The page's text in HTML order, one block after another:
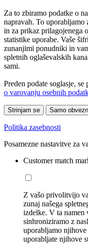
Za to zbiramo podatke o
napravah. To uporabljamo
in za prikaz prilagojenega
statistike uporabe. Vaše
zunanjimi ponudniki in
spletnih oglaševalskih
sami.
Preden podate soglasje,
o varovanju osebnih
Strinjam se Samo
Politika zasebnosti
Posamezne nastavitve za
Customer match
Z vašo privolitvijo
zunaj našega
izdelke. V ta namen
sinhroniziramo z
uporabljamo njihove
uporabljate njihove